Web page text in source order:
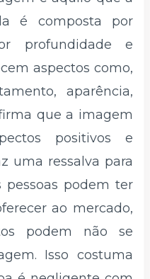
é composta por
profundidade e
aspectos como,
aparência,
que a imagem
positivos e
uma ressalva para
podem ter
ao mercado,
podem não se
Isso costuma